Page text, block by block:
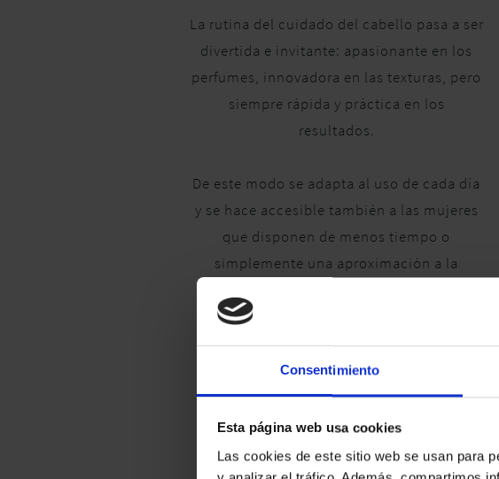
Consentimiento
Esta página web usa cookies
Las cookies de este sitio web se usan para
La rutina del cuidado del cabello pasa a ser
divertida e invitante: apasionante en los
perfumes, innovadora en las texturas, pero
siempre rápida y práctica en los
resultados.
De este modo se adapta al uso de cada día
y se hace accesible también a las mujeres
que disponen de menos tiempo o
simplemente una aproximación a la